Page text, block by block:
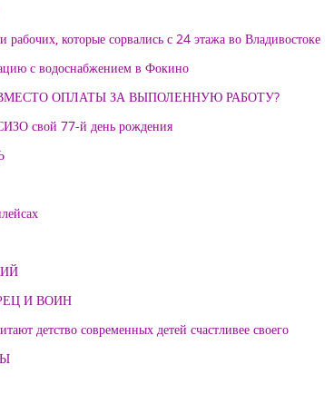
рабочих, которые сорвались с 24 этажа во Владивостоке
с водоснабжением в Фокино
ВМЕСТО ОПЛАТЫ ЗА ВЫПОЛЕННУЮ РАБОТУ?
свой 77-й день рождения
И ВОИН
детство современных детей счастливее своего